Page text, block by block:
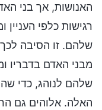
האנושות, אך בני
רגישות כלפי
שלהם. זו הסיבה
מבני האדם בדבריו
שלהם לנוהג, כדי
האלה. אלוהים גם